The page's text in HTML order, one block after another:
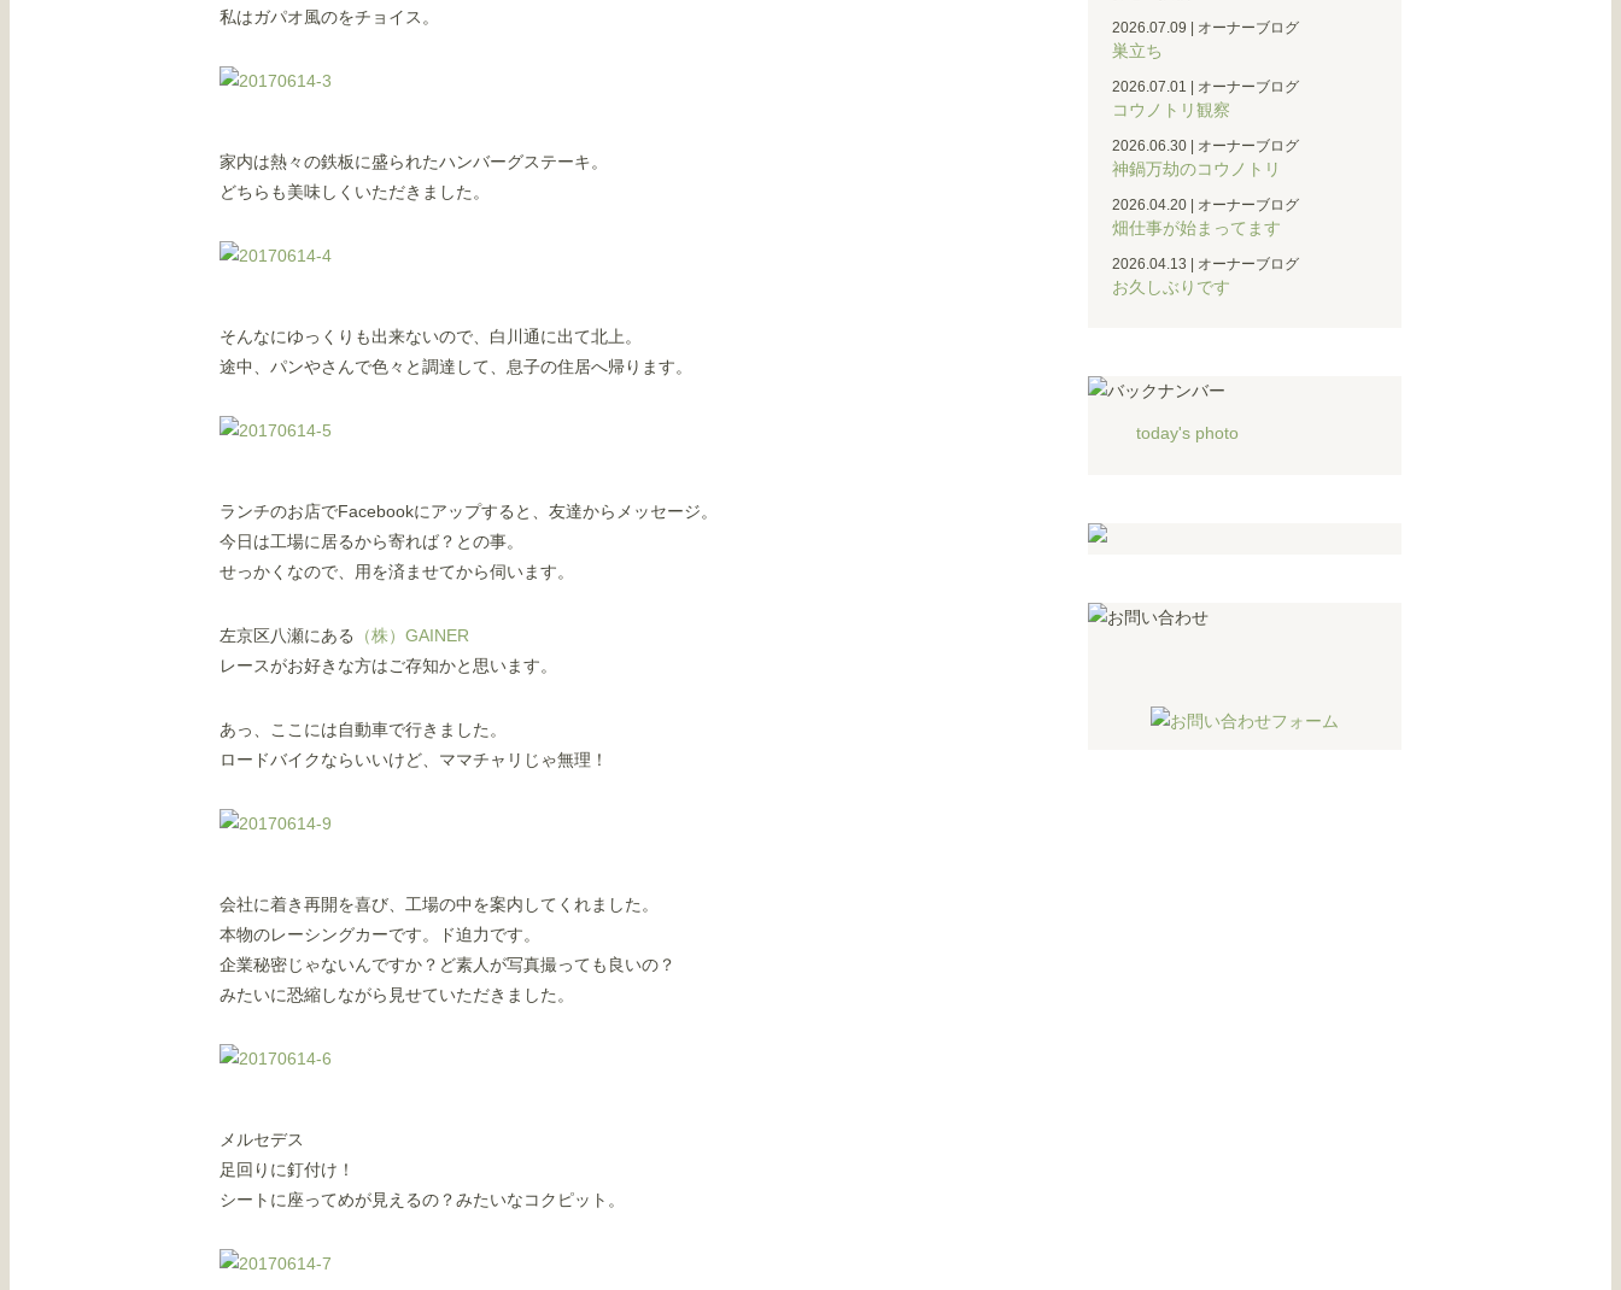
私はガパオ風のをチョイス。
家内は熱々の鉄板に盛られたハンバーグステーキ。
どちらも美味しくいただきました。
そんなにゆっくりも出来ないので、白川通に出て北上。
途中、パンやさんで色々と調達して、息子の住居へ帰ります。
ランチのお店でFacebookにアップすると、友達からメッセージ。
今日は工場に居るから寄れば？との事。
せっかくなので、用を済ませてから伺います。
左京区八瀬にある
（株）GAINER
レースがお好きな方はご存知かと思います。
あっ、ここには自動車で行きました。
ロードバイクならいいけど、ママチャリじゃ無理！
会社に着き再開を喜び、工場の中を案内してくれました。
本物のレーシングカーです。ド迫力です。
企業秘密じゃないんですか？ど素人が写真撮っても良いの？
みたいに恐縮しながら見せていただきました。
メルセデス
足回りに釘付け！
シートに座ってめが見えるの？みたいなコクピット。
2026.07.09 オーナーブログ
巣立ち
2026.07.01 オーナーブログ
コウノトリ観察
2026.06.30 オーナーブログ
神鍋万劫のコウノトリ
2026.04.20 オーナーブログ
畑仕事が始まってます
2026.04.13 オーナーブログ
お久しぶりです
today's photo